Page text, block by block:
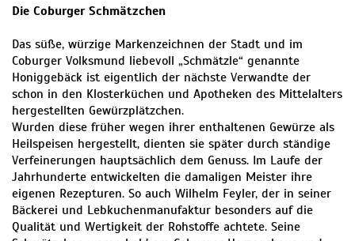
Die Coburger Schmätzchen
Das süße, würzige Markenzeichnen der Stadt und im
Coburger Volksmund liebevoll „Schmätzle“ genannte
Honiggebäck ist eigentlich der nächste Verwandte der
schon in den Klosterküchen und Apotheken des Mittelalters
hergestellten Gewürzplätzchen.
Wurden diese früher wegen ihrer enthaltenen Gewürze als
Heilspeisen hergestellt, dienten sie später durch ständige
Verfeinerungen hauptsächlich dem Genuss. Im Laufe der
Jahrhunderte entwickelten die damaligen Meister ihre
eigenen Rezepturen. So auch Wilhelm Feyler, der in seiner
Bäckerei und Lebkuchenmanufaktur besonders auf die
Qualität und Wertigkeit der Rohstoffe achtete. Seine